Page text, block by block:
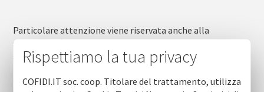
Particolare attenzione viene riservata anche alla
sostenibilità ambientale, al risparmio idrico, alla sicurezza
sui luoghi di lavoro e al rafforzamento dell’integrazione di
Rispettiamo la tua privacy
COFIDI.IT soc. coop. Titolare del trattamento, utilizza